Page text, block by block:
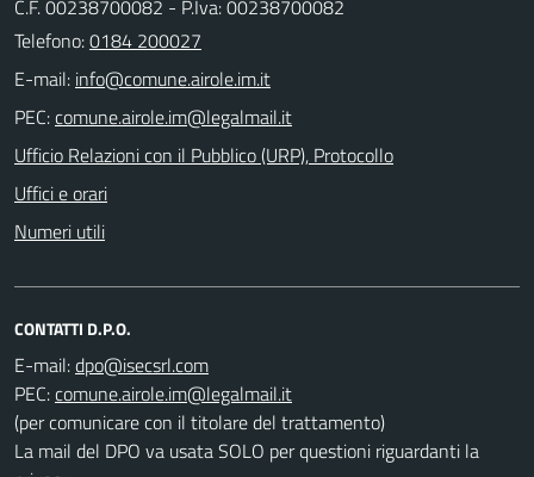
C.F. 00238700082 - P.Iva: 00238700082
Telefono:0184 200027
E-mail:
PEC:
Ufficio Relazioni con il Pubblico (URP), Protocollo
Uffici e orari
Numeri utili
CONTATTI D.P.O.
E-mail:
PEC:
(per comunicare con il titolare del trattamento)
La mail del DPO va usata SOLO per questioni riguardanti la